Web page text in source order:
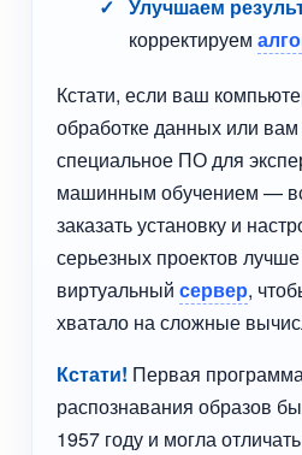
Улучшаем
корректируем
Кстати, если ваш
обработке данных или
специальное ПО для
машинным обучением —
заказать установку и
серьезных проектов
виртуальныйсервер,
хватало на сложные
Кстати! Первая
распознавания образов
1957 году и могла